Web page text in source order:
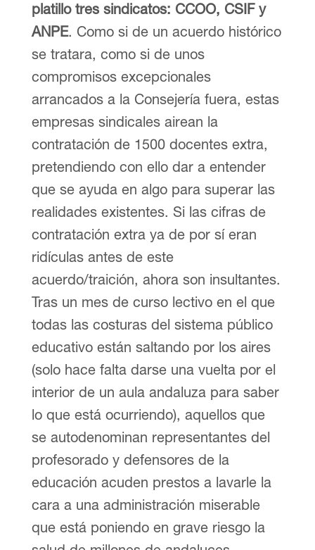
platillo tres sindicatos: CCOO, CSIF y
ANPE. Como si de un acuerdo histórico
se tratara, como si de unos
compromisos excepcionales
arrancados a la Consejería fuera, estas
empresas sindicales airean la
contratación de 1500 docentes extra,
pretendiendo con ello dar a entender
que se ayuda en algo para superar las
realidades existentes. Si las cifras de
contratación extra ya de por sí eran
ridículas antes de este
acuerdo/traición, ahora son insultantes.
Tras un mes de curso lectivo en el que
todas las costuras del sistema público
educativo están saltando por los aires
(solo hace falta darse una vuelta por el
interior de un aula andaluza para saber
lo que está ocurriendo), aquellos que
se autodenominan representantes del
profesorado y defensores de la
educación acuden prestos a lavarle la
cara a una administración miserable
que está poniendo en grave riesgo la